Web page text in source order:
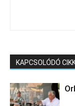
KAPCSOLÓDÓ